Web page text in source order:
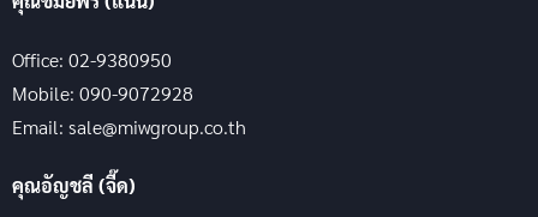
Office: 02-9380950
Mobile: 090-9072928
Email: sale@miwgroup.co.th
คุณอัญชลี (จี๊ด)